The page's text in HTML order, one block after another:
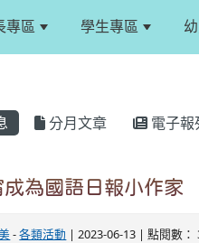
專區 學生專區
分月文章 電子報
為國語日報小作家
-各類活動 | 2023-06-13 | 點閱數：